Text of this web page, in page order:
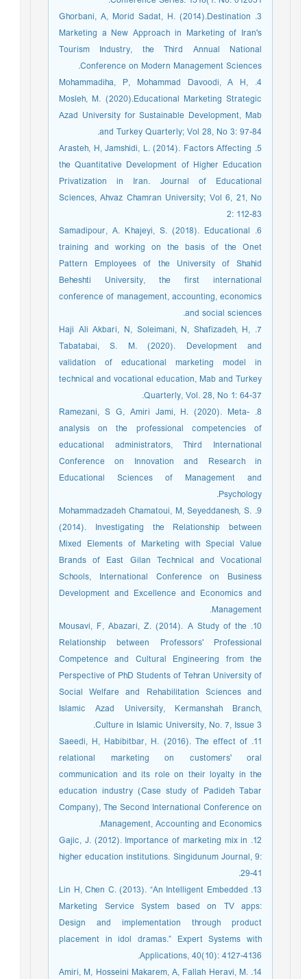
3. Ghorbani, A, Morid Sadat, H. (2014).Destination
Marketing a New Approach in Marketing of Iran's
Tourism Industry, the Third Annual National
Conference on Modern Management Sciences.
4. Mohammadiha, P, Mohammad Davoodi, A H,
Mosleh, M. (2020).Educational Marketing Strategic
Azad University for Sustainable Development, Mab
and Turkey Quarterly; Vol 28, No 3: 97-84.
5. Arasteh, H, Jamshidi, L. (2014). Factors Affecting
the Quantitative Development of Higher Education
Privatization in Iran. Journal of Educational
Sciences, Ahvaz Chamran University; Vol 6, 21, No
2: 112-83
6. Samadipour, A. Khajeyi, S. (2018). Educational
training and working on the basis of the Onet
Pattern Employees of the University of Shahid
Beheshti University, the first international
conference of management, accounting, economics
and social sciences.
7. Haji Ali Akbari, N, Soleimani, N, Shafizadeh, H,
Tabatabai, S. M. (2020). Development and
validation of educational marketing model in
technical and vocational education, Mab and Turkey
Quarterly, Vol. 28, No 1: 64-37.
8. Ramezani, S G, Amiri Jami, H. (2020). Meta-
analysis on the professional competencies of
educational administrators, Third International
Conference on Innovation and Research in
Educational Sciences of Management and
Psychology.
9. Mohammadzadeh Chamatoui, M, Seyeddanesh, S.
(2014). Investigating the Relationship between
Mixed Elements of Marketing with Special Value
Brands of East Gilan Technical and Vocational
Schools, International Conference on Business
Development and Excellence and Economics and
Management.
10. Mousavi, F, Abazari, Z. (2014). A Study of the
Relationship between Professors' Professional
Competence and Cultural Engineering from the
Perspective of PhD Students of Tehran University of
Social Welfare and Rehabilitation Sciences and
Islamic Azad University, Kermanshah Branch,
Culture in Islamic University, No. 7, Issue 3.
11. Saeedi, H, Habibitbar, H. (2016). The effect of
relational marketing on customers' oral
communication and its role on their loyalty in the
education industry (Case study of Padideh Tabar
Company), The Second International Conference on
Management, Accounting and Economics.
12. Gajic, J. (2012). Importance of marketing mix in
higher education institutions. Singidunum Journal, 9:
29-41.
13. Lin H, Chen C. (2013). “An Intelligent Embedded
Marketing Service System based on TV apps:
Design and implementation through product
placement in idol dramas.” Expert Systems with
Applications, 40(10): 4127-4136.
14. Amiri, M, Hosseini Makarem, A, Fallah Heravi, M.